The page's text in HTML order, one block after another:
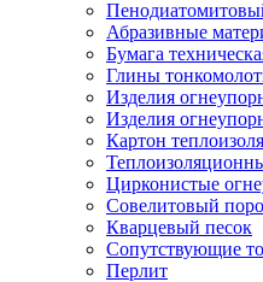
Абразивные
Бумага
Глины
Изделия
Изделия
Картон
Цирконистые
Совелитовый
Кварцевый песок
Сопутствующие
Перлит